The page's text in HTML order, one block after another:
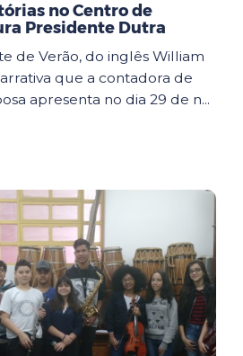
no Centro de
Presidente Dutra
de Verão, do inglês William
que a contadora de
apresenta no dia 29 de n...